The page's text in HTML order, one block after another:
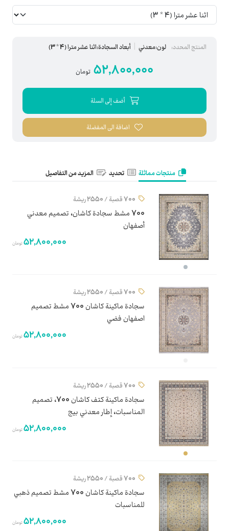
المنتج المحدد: لون:معدني أبعاد السجادة:اثنا عشر مترا (4 * 3)
52,800,000 تومان
أضف إلى السلة
اضافة الى المفضلة
منتجات مماثلة تحديد المزيد من التفاصيل
700 قصبة / 2550 ريشة
700 مشط سجادة كاشان، تصميم معدني
أصفهان
52,800,000تومان
700 قصبة / 2550 ريشة
سجادة ماكينة كاشان 700 مشط تصميم
اصفهان فضي
52,800,000تومان
700 قصبة / 2550 ريشة
سجادة ماكينة كتف كاشان 700، تصميم
المناسبات، إطار معدني بيج
52,800,000تومان
700 قصبة / 2550 ريشة
سجادة ماكينة كاشان 700 مشط تصميم ذهبي
للمناسبات
52,800,000تومان